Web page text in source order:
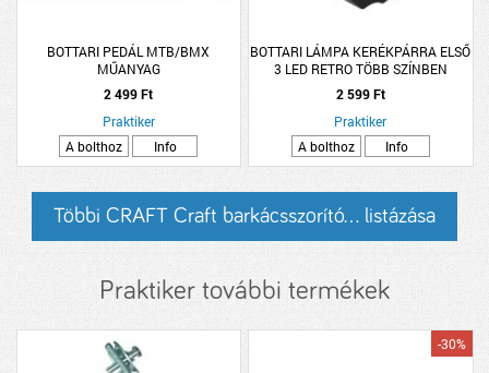
BOTTARI PEDÁL MTB/BMX
MŰANYAG
2 499 Ft
Praktiker
A bolthoz
Info
BOTTARI LÁMPA KERÉKPÁRRA ELSŐ
3 LED RETRO TÖBB SZÍNBEN
2 599 Ft
Praktiker
A bolthoz
Info
Többi CRAFT Craft barkácsszorító... listázása
Praktiker további termékek
-30%